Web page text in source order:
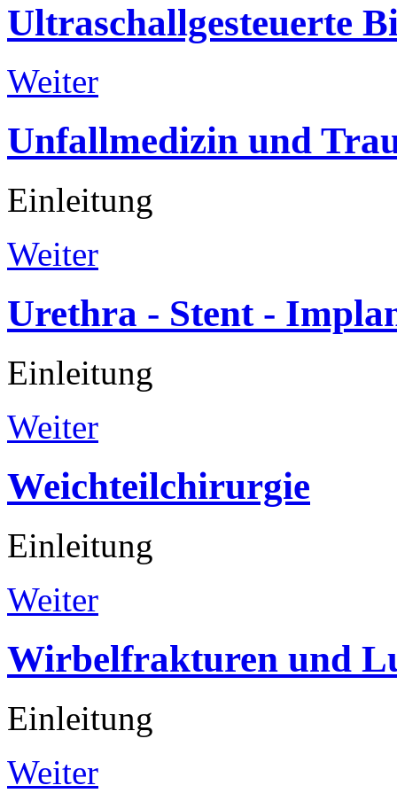
Ultraschallgesteuerte
Weiter
Unfallmedizin und
Einleitung
Weiter
Urethra - Stent -
Einleitung
Weiter
Weichteilchirurgie
Einleitung
Weiter
Wirbelfrakturen und
Einleitung
Weiter